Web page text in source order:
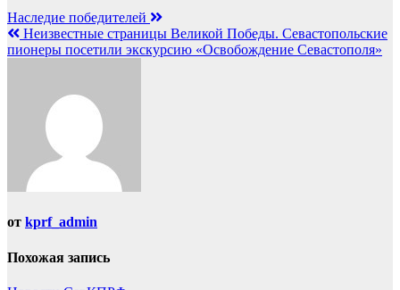
Наследие победителей
Неизвестные страницы Великой Победы. Севастопольские
пионеры посетили экскурсию «Освобождение Севастополя»
от kprf_admin
Похожая запись